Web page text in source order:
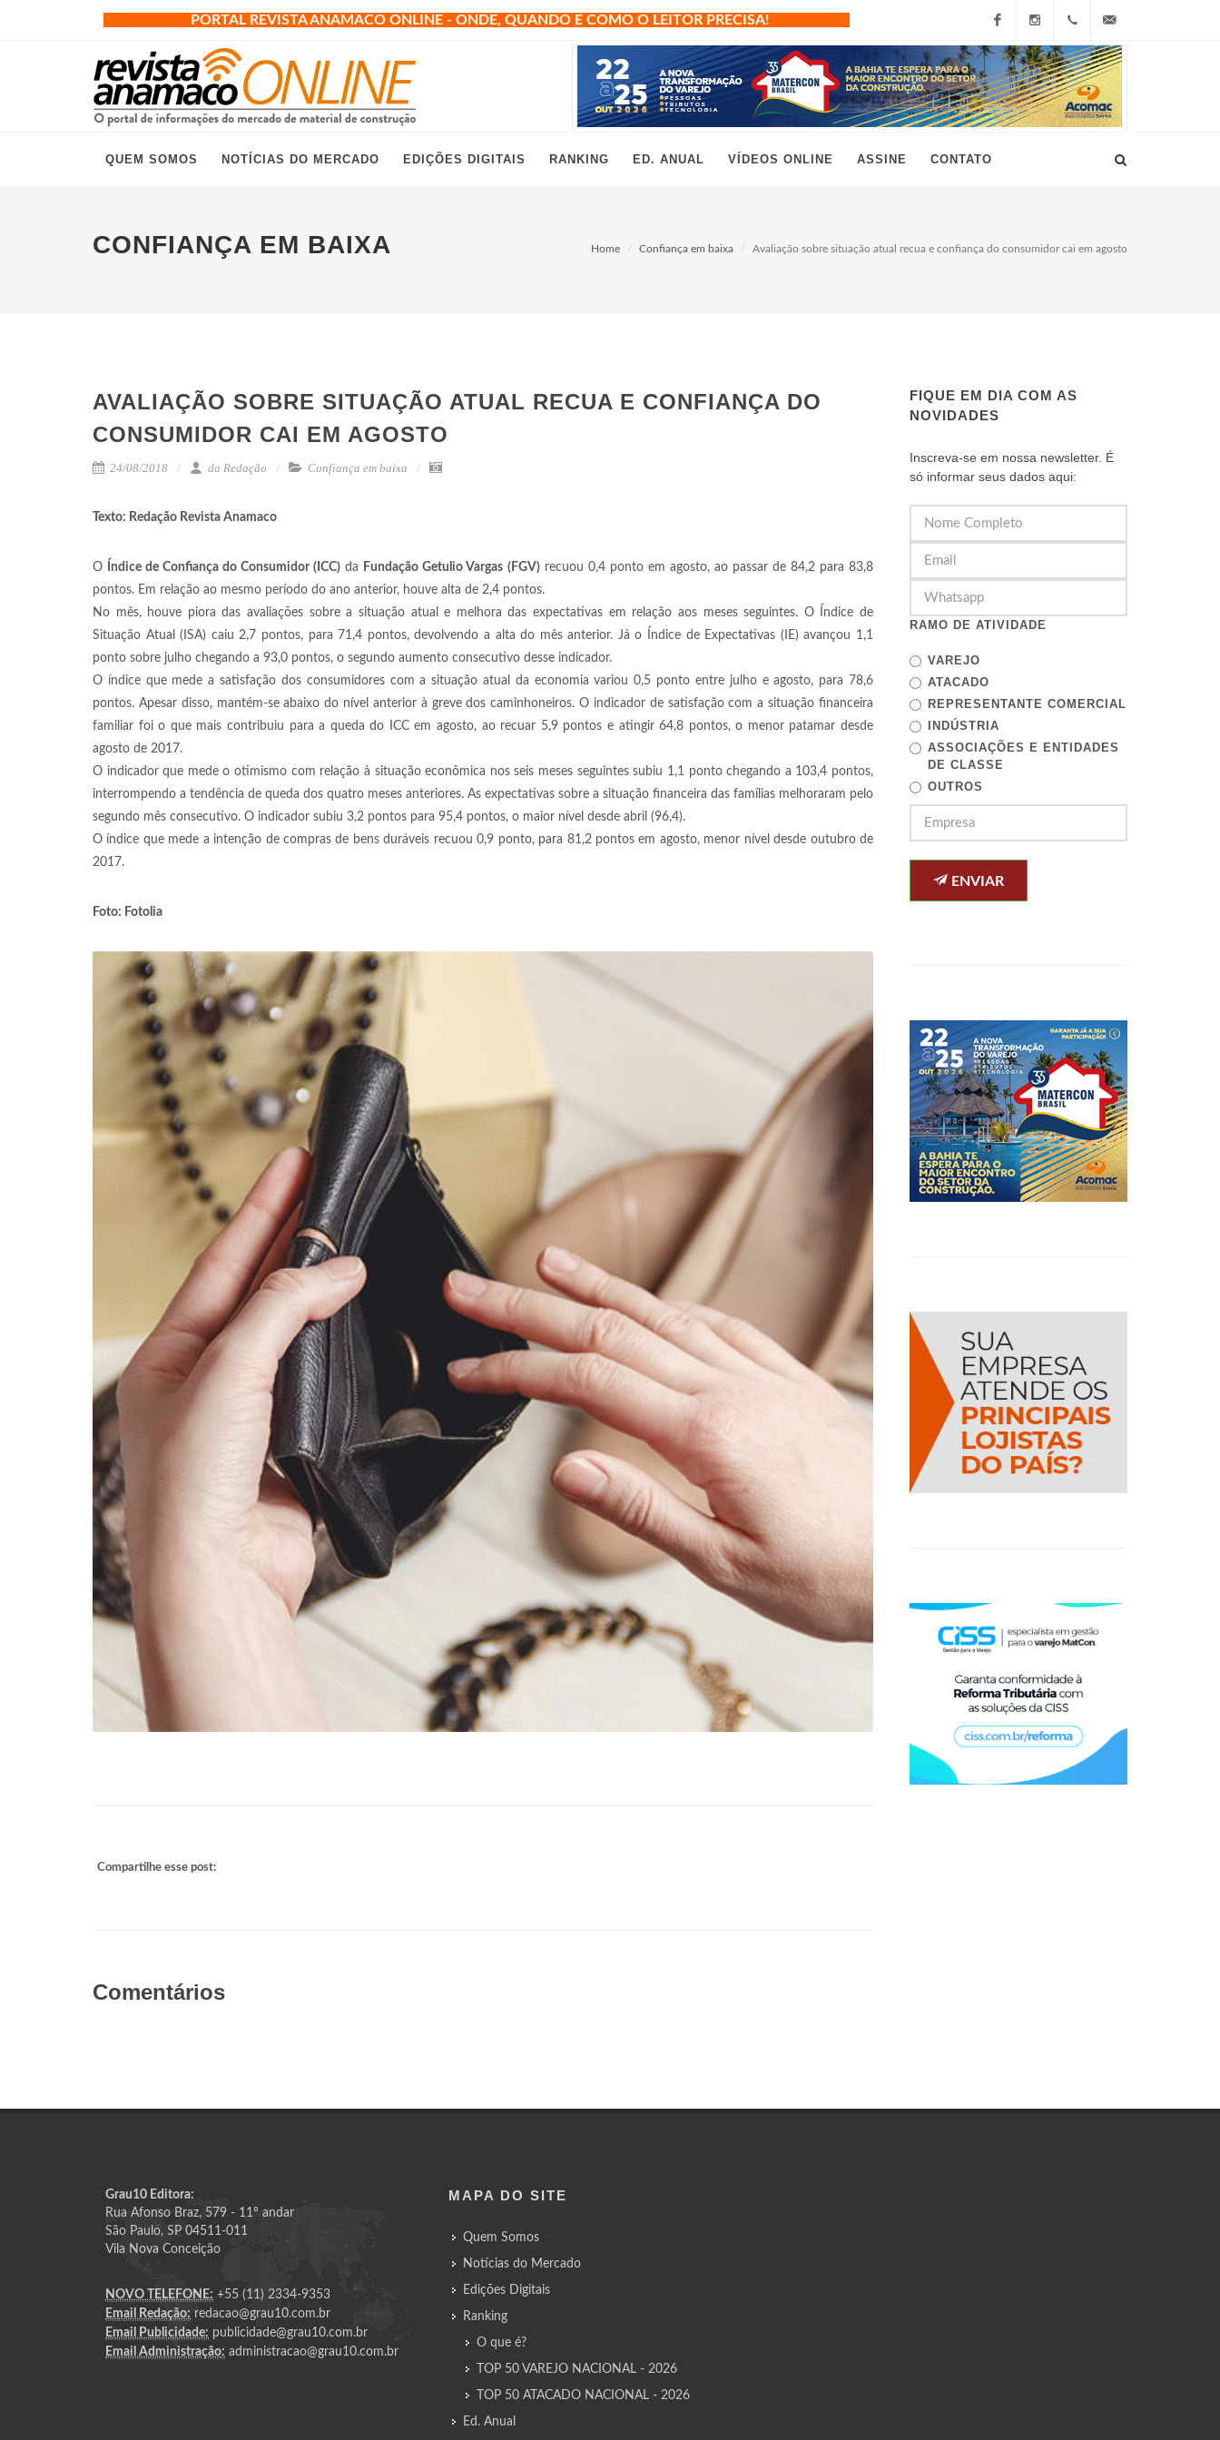
PORTAL REVISTA ANAMACO ONLINE - ONDE, QUANDO E COMO O LEITOR PRECISA!
FacebookInstagram
+55
(11)
grau10@grau10.com.br
QUEM SOMOS NOTÍCIAS DO MERCADO EDIÇÕES DIGITAIS RANKING ED. ANUAL VÍDEOS ONLINE ASSINE CONTATO
CONFIANÇA EM BAIXA Home Confiança em baixa Avaliação sobre situação atual recua e confiança do consumidor cai em agosto
AVALIAÇÃO SOBRE SITUAÇÃO ATUAL RECUA E CONFIANÇA DO
CONSUMIDOR CAI EM AGOSTO
24/08/2018 da Redação Confiança em baixa
Texto: Redação Revista Anamaco
O Índice de Confiança do Consumidor (ICC) da Fundação Getulio Vargas (FGV)recuou 0,4 ponto em agosto, ao passar de 84,2 para 83,8
pontos. Em relação ao mesmo período do ano anterior, houve alta de 2,4 pontos.
No mês, houve piora das avaliações sobre a situação atual e melhora das expectativas em relação aos meses seguintes. O Índice de
Situação Atual (ISA) caiu 2,7 pontos, para 71,4 pontos, devolvendo a alta do mês anterior. Já o Índice de Expectativas (IE) avançou 1,1
ponto sobre julho chegando a 93,0 pontos, o segundo aumento consecutivo desse indicador.
O índice que mede a satisfação dos consumidores com a situação atual da economia variou 0,5 ponto entre julho e agosto, para 78,6
pontos. Apesar disso, mantém-se abaixo do nível anterior à greve dos caminhoneiros. O indicador de satisfação com a situação financeira
familiar foi o que mais contribuiu para a queda do ICC em agosto, ao recuar 5,9 pontos e atingir 64,8 pontos, o menor patamar desde
agosto de 2017.
O indicador que mede o otimismo com relação à situação econômica nos seis meses seguintes subiu 1,1 ponto chegando a 103,4 pontos,
interrompendo a tendência de queda dos quatro meses anteriores. As expectativas sobre a situação financeira das famílias melhoraram pelo
segundo mês consecutivo. O indicador subiu 3,2 pontos para 95,4 pontos, o maior nível desde abril (96,4).
O índice que mede a intenção de compras de bens duráveis recuou 0,9 ponto, para 81,2 pontos em agosto, menor nível desde outubro de
2017.
Foto: Fotolia
Compartilhe esse post:
Comentários
FIQUE EM DIA COM AS
NOVIDADES
Inscreva-se em nossa newsletter. É
só informar seus dados aqui:
RAMO DE ATIVIDADE
VAREJO
ATACADO
REPRESENTANTE COMERCIAL
INDÚSTRIA
ASSOCIAÇÕES E ENTIDADES
DE CLASSE
OUTROS
ENVIAR
Grau10 Editora:
Rua Afonso Braz, 579 - 11º andar
São Paulo, SP 04511-011
Vila Nova Conceição
NOVO TELEFONE: +55 (11) 2334-9353
Email Redação: redacao@grau10.com.br
Email Publicidade: publicidade@grau10.com.br
Email Administração: administracao@grau10.com.br
MAPA DO SITE
Quem Somos
Notícias do Mercado
Edições Digitais
Ranking
O que é?
TOP 50 VAREJO NACIONAL - 2026
TOP 50 ATACADO NACIONAL - 2026
Ed. Anual